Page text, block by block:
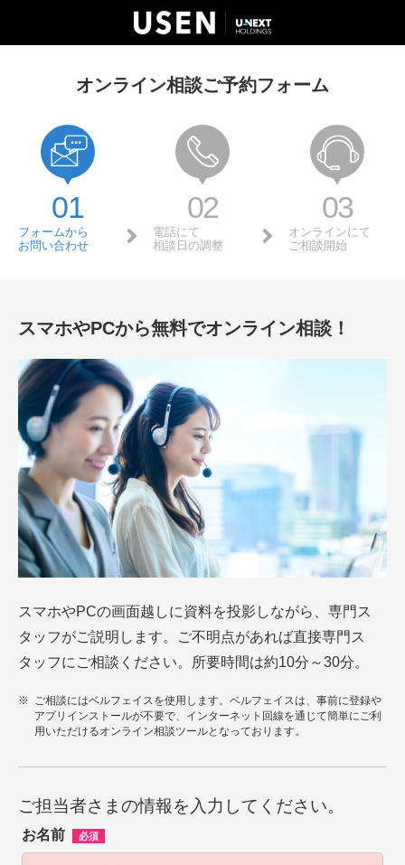
オンライン相談ご予約フォーム
01
フォームから
お問い合わせ
02
電話にて
相談日の調整
03
オンラインにて
ご相談開始
スマホやPCから無料でオンライン相談！
スマホやPCの画面越しに資料を投影しながら、専門ス
タッフがご説明します。ご不明点があれば直接専門ス
タッフにご相談ください。所要時間は約10分～30分。
ご相談にはベルフェイスを使用します。ベルフェイスは、事前に登録や
アプリインストールが不要で、インターネット回線を通じて簡単にご利
用いただけるオンライン相談ツールとなっております。
ご担当者さまの情報を入力してください。
お名前 必須